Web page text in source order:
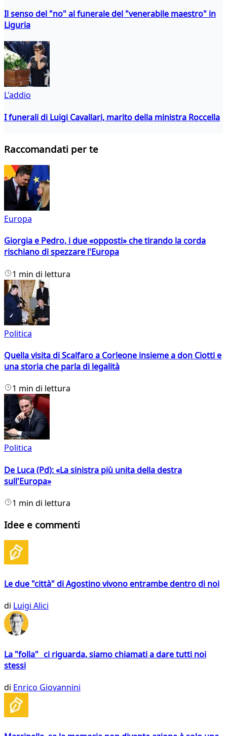
Il senso del "no" al funerale del "venerabile maestro" in
Liguria
L'addio
I funerali di Luigi Cavallari, marito della ministra Roccella
Raccomandati per te
Europa
Giorgia e Pedro, i due «opposti» che tirando la corda
rischiano di spezzare l'Europa
1 min di lettura
Politica
Quella visita di Scalfaro a Corleone insieme a don Ciotti e
una storia che parla di legalità
1 min di lettura
Politica
De Luca (Pd): «La sinistra più unita della destra
sull'Europa»
1 min di lettura
Idee e commenti
Le due "città" di Agostino vivono entrambe dentro di noi
di Luigi Alici
La "folla" ci riguarda, siamo chiamati a dare tutti noi
stessi
di Enrico Giovannini